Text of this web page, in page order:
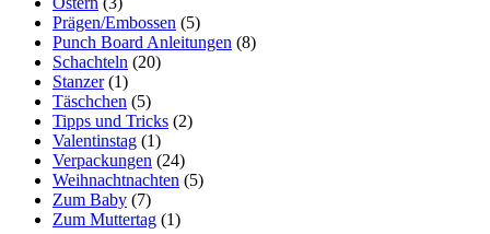
Prägen/Embossen (5)
Punch Board Anleitungen (8)
Schachteln (20)
Stanzer(1)
Täschchen (5)
Tipps und Tricks (2)
Valentinstag (1)
Verpackungen (24)
Weihnachtnachten (5)
Zum Baby (7)
Zum Muttertag (1)